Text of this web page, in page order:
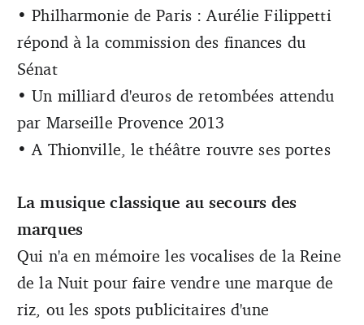
• Philharmonie de Paris : Aurélie Filippetti
répond à la commission des finances du
Sénat
• Un milliard d'euros de retombées attendu
par Marseille Provence 2013
• A Thionville, le théâtre rouvre ses portes
La musique classique au secours des
marques
Qui n'a en mémoire les vocalises de la Reine
de la Nuit pour faire vendre une marque de
riz, ou les spots publicitaires d'une